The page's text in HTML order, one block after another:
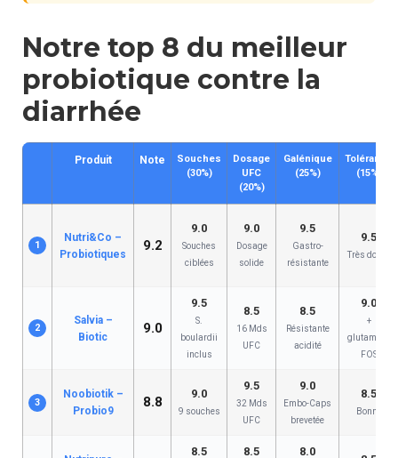
Notre top 8 du meilleur
probiotique contre la
diarrhée
Produit Note
Souches
(30%)
Dosage
UFC
(20%)
Galénique
(25%)
Tolérance
(15%)
1
Nutri&Co –
Probiotiques
9.2
9.0
Souches
ciblées
9.0
Dosage
solide
9.5
Gastro-
résistante
9.5
Très douce
2
Salvia –
Biotic
9.0
9.5
S.
boulardii
inclus
8.5
16 Mds
UFC
8.5
Résistante
acidité
9.0
+
glutamine,
FOS
3
Noobiotik –
Probio9
8.8
9.0
9 souches
9.5
32 Mds
UFC
9.0
Embo-Caps
brevetée
8.5
Bonne
8.5 8.5 8.0